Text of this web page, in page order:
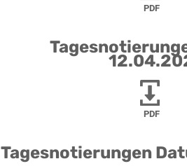
PDF
PDF
Tagesnotierungen